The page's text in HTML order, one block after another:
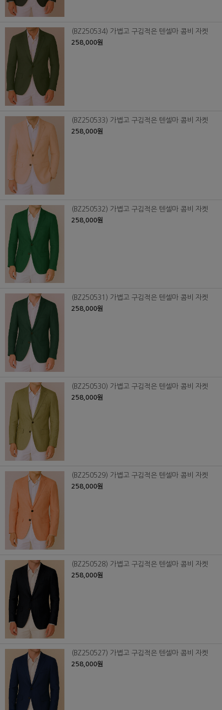
(BZ250534) 가볍고 구김적은 텐셀마 콤비 자켓
258,000원
(BZ250533) 가볍고 구김적은 텐셀마 콤비 자켓
258,000원
(BZ250532) 가볍고 구김적은 텐셀마 콤비 자켓
258,000원
(BZ250531) 가볍고 구김적은 텐셀마 콤비 자켓
258,000원
(BZ250530) 가볍고 구김적은 텐셀마 콤비 자켓
258,000원
(BZ250529) 가볍고 구김적은 텐셀마 콤비 자켓
258,000원
(BZ250528) 가볍고 구김적은 텐셀마 콤비 자켓
258,000원
(BZ250527) 가볍고 구김적은 텐셀마 콤비 자켓
258,000원